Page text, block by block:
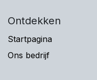
Ontdekken
Startpagina
Ons bedrijf